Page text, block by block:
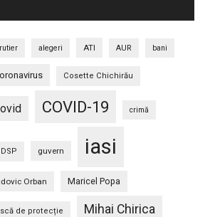
alegeri ATI AUR bani
Cosette Chichirău
COVID-19 crimă
DSP guvern iasi
Orban Maricel Popa
de protecție Mihai Chirica